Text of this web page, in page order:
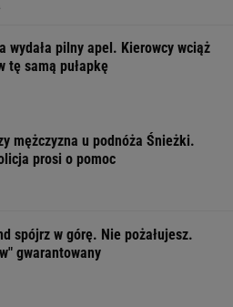
wydała pilny apel. Kierowcy wciąż
tę samą pułapkę
mężczyzna u podnóża Śnieżki.
prosi o pomoc
spójrz w górę. Nie pożałujesz.
gwarantowany